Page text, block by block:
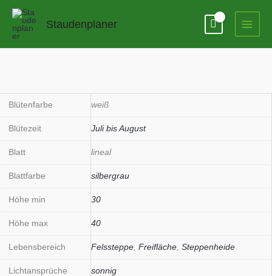
Zum
springen
Staudenplaner
Blütenfarbe weiß
Blütezeit Juli bis August
Blatt lineal
Blattfarbe silbergrau
Höhe min 30
Höhe max 40
Lebensbereich Felssteppe Freifläche Steppenheide
Lichtansprüche sonnig